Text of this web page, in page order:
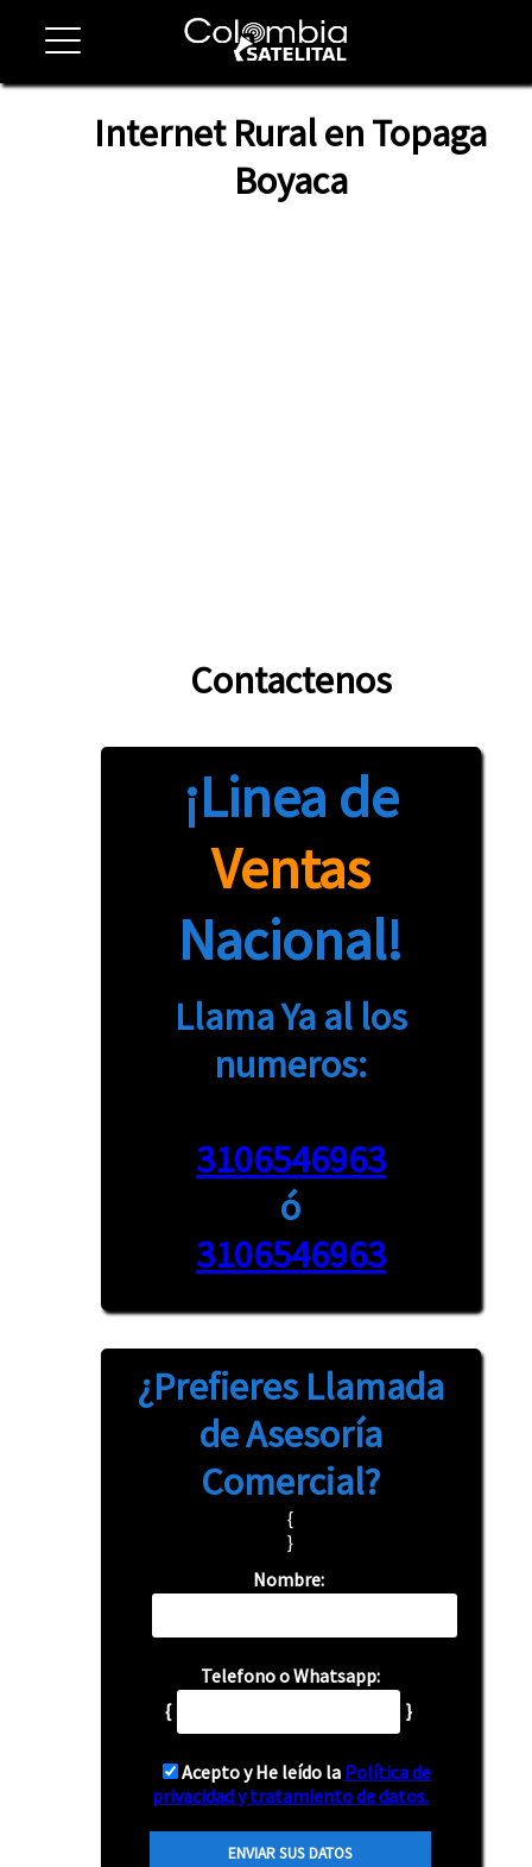
Internet Rural en Topaga
Boyaca
Contactenos
¡Linea de
Ventas
Nacional!
Llama Ya al los
numeros:
3106546963
ó
3106546963
¿Prefieres Llamada
de Asesoría
Comercial?
{
}
Nombre:
Telefono o Whatsapp:
{
}
Acepto y He leído la Política de
privacidad y tratamiento de datos.